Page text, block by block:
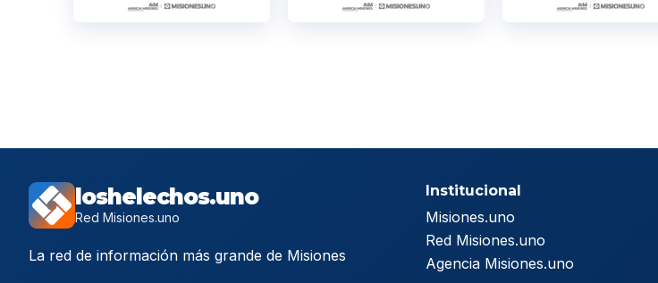
loshelechos.uno
Red Misiones.uno
La red de información más grande de Misiones
Institucional
Misiones.uno
Red Misiones.uno
Agencia Misiones.uno